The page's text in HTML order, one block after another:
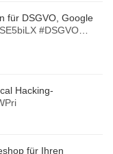
für DSGVO, Google
#DSGVO
Hacking-
für Ihren